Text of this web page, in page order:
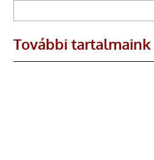
További tartalmaink